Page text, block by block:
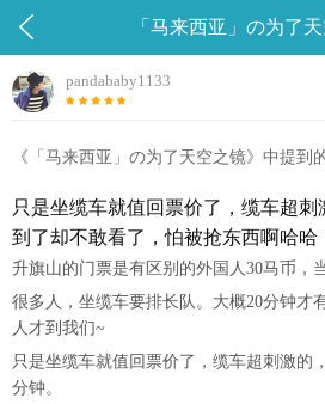
 「马来西亚」の为了
pandababy1133
《「马来西亚」の为了天空之镜》中提到
只是坐缆车就值回票价了，缆车超
到了却不敢看了，怕被抢东西啊哈哈
升旗山的门票是有区别的外国人30马币，
很多人，坐缆车要排长队。大概20分钟才
人才到我们~
只是坐缆车就值回票价了，缆车超刺激的
分钟。